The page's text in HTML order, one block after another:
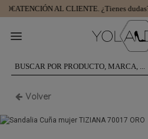
ATENCIÓN AL CLIENTE.¿Tienes dudas?
Volver